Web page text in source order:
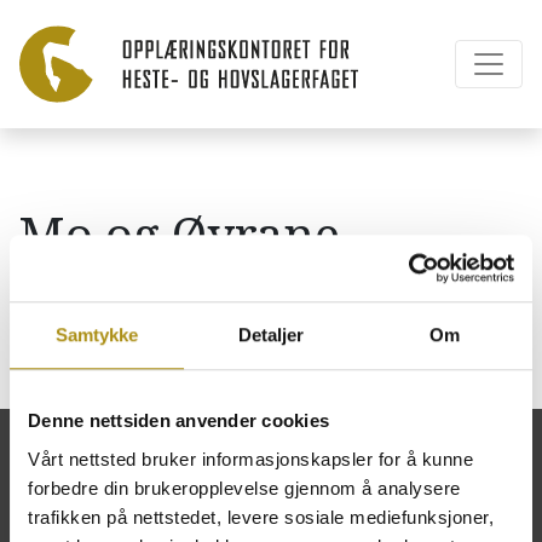
Samtykke Detaljer Om
Denne nettsiden anvender cookies
Vårt nettsted bruker informasjonskapsler for å kunne
forbedre din brukeropplevelse gjennom å analysere
trafikken på nettstedet, levere sosiale mediefunksjoner,
Mo og Øyrane
vidaregåande skule